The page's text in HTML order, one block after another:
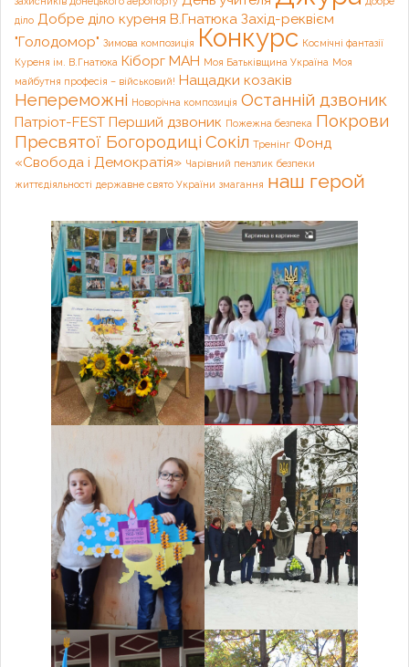
діло Добре діло куреня В.Гнатюка Захід-реквієм
"Голодомор" Зимова композиція Конкурс Космічні фантазії
Куреня ім. В.Гнатюка Кіборг МАН Моя Батьківщина Україна Моя
майбутня професія – військовий! Нащадки козаків
Непереможні Новорічна композиція Останній дзвоник
Патріот-FEST Перший дзвоник Пожежна безпека Покрови
Пресвятої Богородиці Сокіл Тренінг Фонд
«Свобода і Демократія» Чарівний пензлик безпеки
життєдіяльності державне свято України змагання наш герой